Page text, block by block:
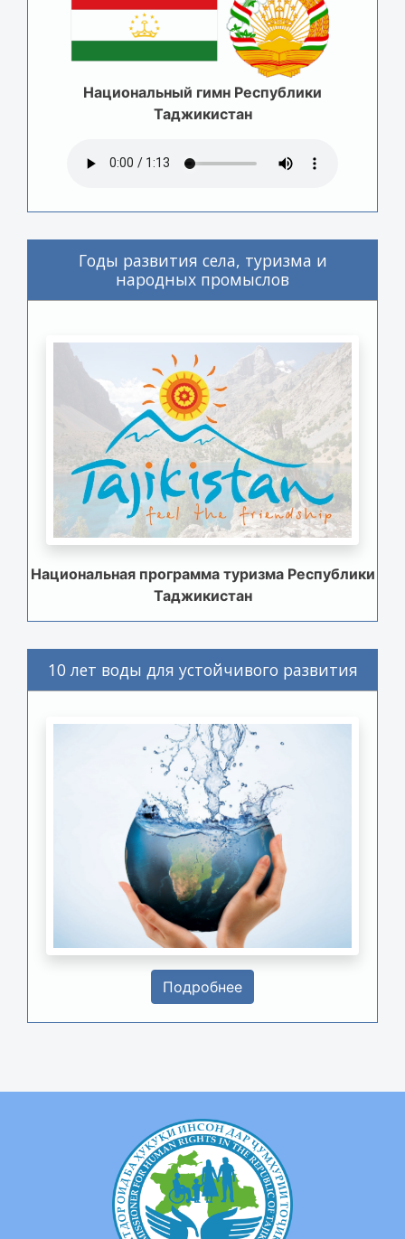
Национальный гимн Республики
Таджикистан
Годы развития села, туризма и
народных промыслов
Национальная программа туризма Республики
Таджикистан
10 лет воды для устойчивого развития
Подробнее